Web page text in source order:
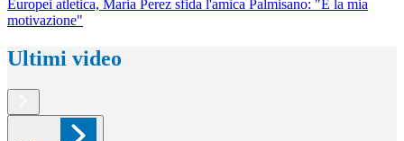
Europei atletica, Maria Perez sfida l'amica Palmisano: "È la mia
motivazione"
Ultimi video